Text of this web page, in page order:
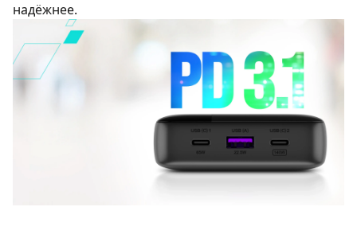
надёжнее.